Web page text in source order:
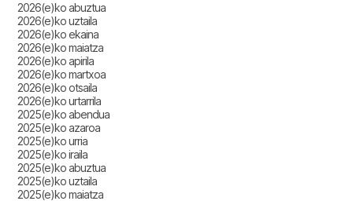
2026(e)ko abuztua
2026(e)ko uztaila
2026(e)ko ekaina
2026(e)ko maiatza
2026(e)ko apirila
2026(e)ko martxoa
2026(e)ko otsaila
2026(e)ko urtarrila
2025(e)ko abendua
2025(e)ko azaroa
2025(e)ko urria
2025(e)ko iraila
2025(e)ko abuztua
2025(e)ko uztaila
2025(e)ko maiatza